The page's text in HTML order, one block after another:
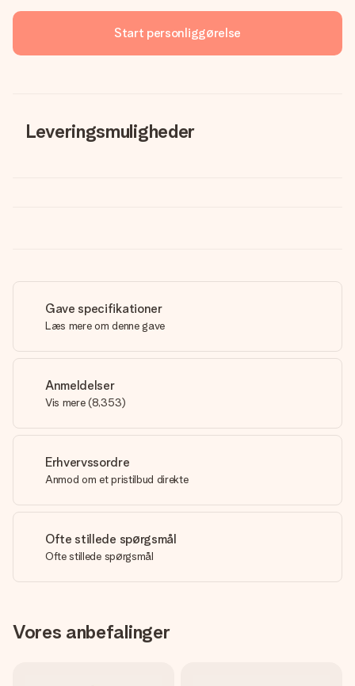
Start personliggørelse
Leveringsmuligheder
Gave specifikationer
Læs mere om denne gave
Anmeldelser
Vis mere (8,353)
Erhvervssordre
Anmod om et pristilbud direkte
Ofte stillede spørgsmål
Ofte stillede spørgsmål
Vores anbefalinger